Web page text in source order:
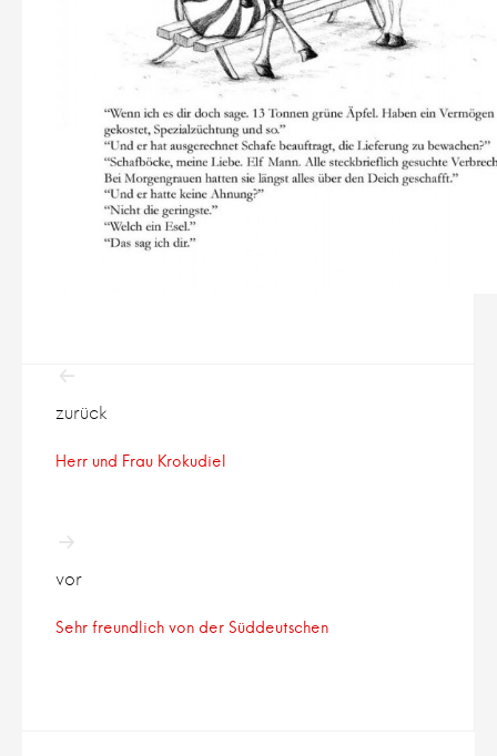
Beitragsnavigation
zurück
Herr und Frau Krokudiel
vor
Sehr freundlich von der Süddeutschen